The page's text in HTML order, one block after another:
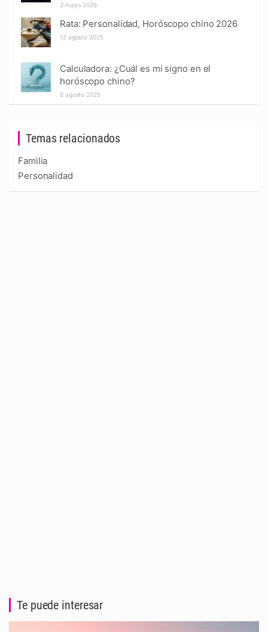
Temas relacionados
Familia
Personalidad
3 mayo 2026
Rata: Personalidad, Horóscopo chino 2026
12 agosto 2025
Calculadora: ¿Cuál es mi signo en el
horóscopo chino?
8 agosto 2025
Te puede interesar